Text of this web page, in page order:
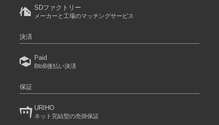
SDファクトリー
メーカーと工場のマッチングサービス
決済
Paid
BtoB後払い決済
保証
URIHO
ネット完結型の売掛保証